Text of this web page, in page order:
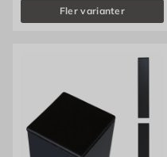
Fler varianter